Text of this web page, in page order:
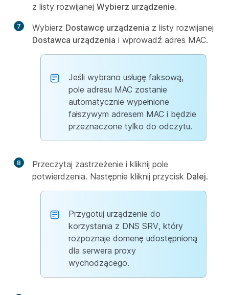
z listy rozwijanej Wybierz urządzenie.
7 Wybierz Dostawcę urządzenia z listy rozwijanej
Dostawca urządzenia i wprowadź adres MAC.
Jeśli wybrano usługę faksową,
pole adresu MAC zostanie
automatycznie wypełnione
fałszywym adresem MAC i będzie
przeznaczone tylko do odczytu.
8
Przeczytaj zastrzeżenie i kliknij pole
potwierdzenia. Następnie kliknij przycisk Dalej.
Przygotuj urządzenie do
korzystania z DNS SRV, który
rozpoznaje domenę udostępnioną
dla serwera proxy
wychodzącego.